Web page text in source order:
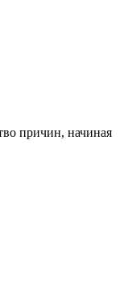
причин, начиная